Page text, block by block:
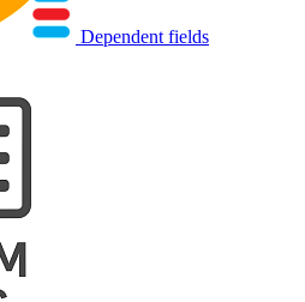
Dependent fields